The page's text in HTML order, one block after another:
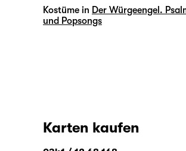
Kostüme in Der Würgeengel.
und Popsongs
Karten kaufen